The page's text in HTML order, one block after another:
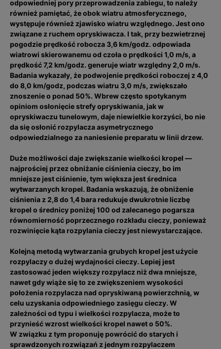
odpowiedniej pory przeprowadzenia zabiegu, to należy
również pamiętać, że obok wiatru atmosferycznego,
występuje również zjawisko wiatru względnego. Jest ono
związane z ruchem opryskiwacza. I tak, przy bezwietrznej
pogodzie prędkość robocza 3,6 km/godz. odpowiada
wiatrowi skierowanemu od czoła o prędkości 1,0 m/s, a
prędkość 7,2 km/godz. generuje wiatr względny 2,0 m/s.
Badania wykazały, że podwojenie prędkości roboczej z 4,0
do 8,0 km/godz, podczas wiatru 3,0 m/s, zwiększało
znoszenie o ponad 50%. Wbrew często spotykanym
opiniom osłonięcie strefy opryskiwania, jak w
opryskiwaczu tunelowym, daje niewielkie korzyści, bo nie
da się osłonić rozpylacza asymetrycznego
odpowiedzialnego za naniesienie preparatu w linii drzew.
Duże możliwości daje zwiększanie wielkości kropel —
najprościej przez obniżanie ciśnienia cieczy, bo im
mniejsze jest ciśnienie, tym większa jest średnica
wytwarzanych kropel. Badania wskazują, że obniżenie
ciśnienia z 2,8 do 1,4 bara redukuje dwukrotnie liczbę
kropel o średnicy poniżej 100 od zalecanego pogarsza
równomierność poprzecznego rozkładu cieczy, ponieważ
rozwinięcie kąta rozpylania cieczy jest niewystarczające.
Kolejną metodą wytwarzania grubych kropel jest użycie
rozpylaczy o dużej wydajności cieczy. Lepiej jest
zastosować jeden większy rozpylacz niż dwa mniejsze,
nawet gdy wiąże się to ze zwiększeniem wysokości
położenia rozpylacza nad opryskiwaną powierzchnią, w
celu uzyskania odpowiedniego zasięgu cieczy. W
zależności od typu i wielkości rozpylacza, może to
przynieść wzrost wielkości kropel nawet o 50%.
W związku z tym proponuję powrócić do starych i
sprawdzonych rozwiązań z jednym rozpylaczem